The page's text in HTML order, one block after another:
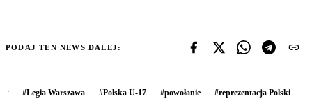
PODAJ TEN NEWS DALEJ:
#Legia Warszawa #Polska U-17 #powołanie #reprezentacja Polski